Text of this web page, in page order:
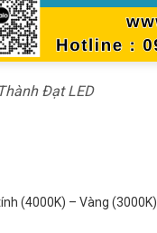
Đạt LED
(4000K) – Vàng (3000K)